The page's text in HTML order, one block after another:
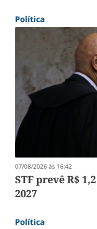
Política
07/08/2026 às 16:42
STF prevê R$
2027
Política